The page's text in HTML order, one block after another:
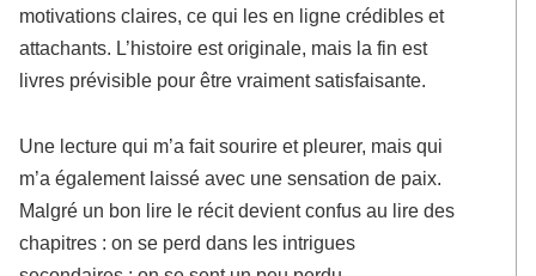
motivations claires, ce qui les en ligne crédibles et
attachants. L’histoire est originale, mais la fin est
livres prévisible pour être vraiment satisfaisante.
Une lecture qui m’a fait sourire et pleurer, mais qui
m’a également laissé avec une sensation de paix.
Malgré un bon lire le récit devient confus au lire des
chapitres : on se perd dans les intrigues